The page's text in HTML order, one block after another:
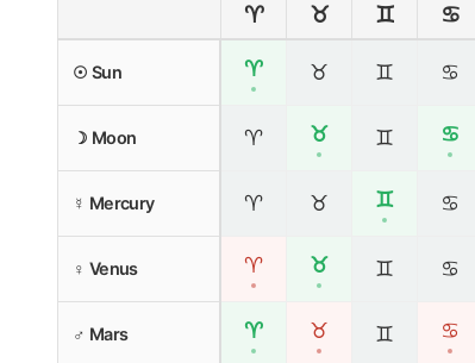
♈ ♉ ♊ ♋
☉ Sun ♈ ♉ ♊ ♋
☽ Moon ♈ ♉ ♊ ♋
☿ Mercury ♈ ♉ ♊ ♋
♀ Venus ♈ ♉ ♊ ♋
♂ Mars ♈ ♉ ♊ ♋